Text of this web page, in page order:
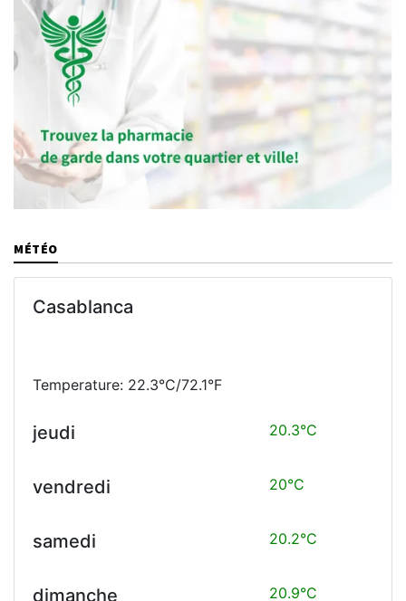
MÉTÉO
Casablanca
Temperature: 22.3°C/72.1°F
jeudi 20.3°C
vendredi 20°C
samedi 20.2°C
dimanche 20.9°C